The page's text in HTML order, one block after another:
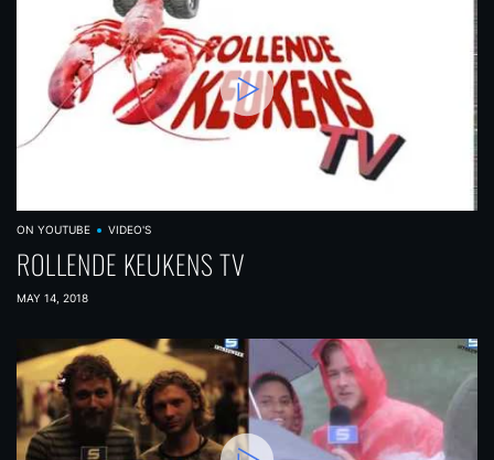
ON YOUTUBE VIDEO'S
ROLLENDE KEUKENS TV
MAY 14, 2018